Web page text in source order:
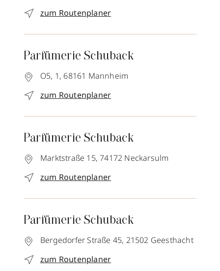
zum Routenplaner
Parfümerie Schuback
O5, 1, 68161 Mannheim
zum Routenplaner
Parfümerie Schuback
Marktstraße 15, 74172 Neckarsulm
zum Routenplaner
Parfümerie Schuback
Bergedorfer Straße 45, 21502 Geesthacht
zum Routenplaner